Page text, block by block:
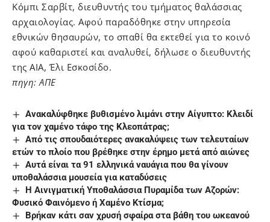
Κόμπι Σαρβίτ, διευθυντής του τμήματος θαλάσσιας
αρχαιολογίας. Αφού παραδόθηκε στην υπηρεσία
εθνικών θησαυρών, το σπαθί θα εκτεθεί για το κοινό
αφού καθαριστεί και αναλυθεί, δήλωσε ο διευθυντής
της AIA, Έλι Εσκοσίδο.
πηγη: ΑΠΕ
Ανακαλύφθηκε βυθισμένο λιμάνι στην Αίγυπτο: Κλειδί
για τον χαμένο τάφο της Κλεοπάτρας;
Aπό τις σπουδαιότερες ανακαλύψεις των τελευταίων
ετών το πλοίο που βρέθηκε στην έρημο μετά από αιώνες
Αυτά είναι τα 91 ελληνικά ναυάγια που θα γίνουν
υποθαλάσσια μουσεία για καταδύσεις
Η Αινιγματική Υποθαλάσσια Πυραμίδα των Αζορών:
Φυσικό Φαινόμενο ή Χαμένο Κτίσμα;
Βρήκαν κάτι σαν χρυσή σφαίρα στα βάθη του ωκεανού